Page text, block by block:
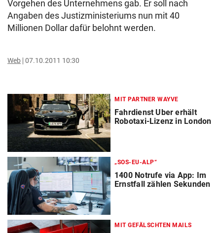
Vorgehen des Unternehmens gab. Er soll nach
Angaben des Justizministeriums nun mit 40
Millionen Dollar dafür belohnt werden.
Web 07.10.2011 10:30
MIT PARTNER WAYVE
Fahrdienst Uber erhält
Robotaxi-Lizenz in London
„SOS-EU-ALP“
1400 Notrufe via App: Im
Ernstfall zählen Sekunden
MIT GEFÄLSCHTEN MAILS